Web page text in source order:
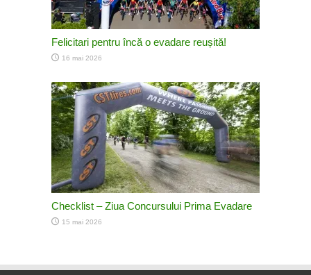
Felicitari pentru încă o evadare reușită!
16 mai 2026
Checklist – Ziua Concursului Prima Evadare
15 mai 2026